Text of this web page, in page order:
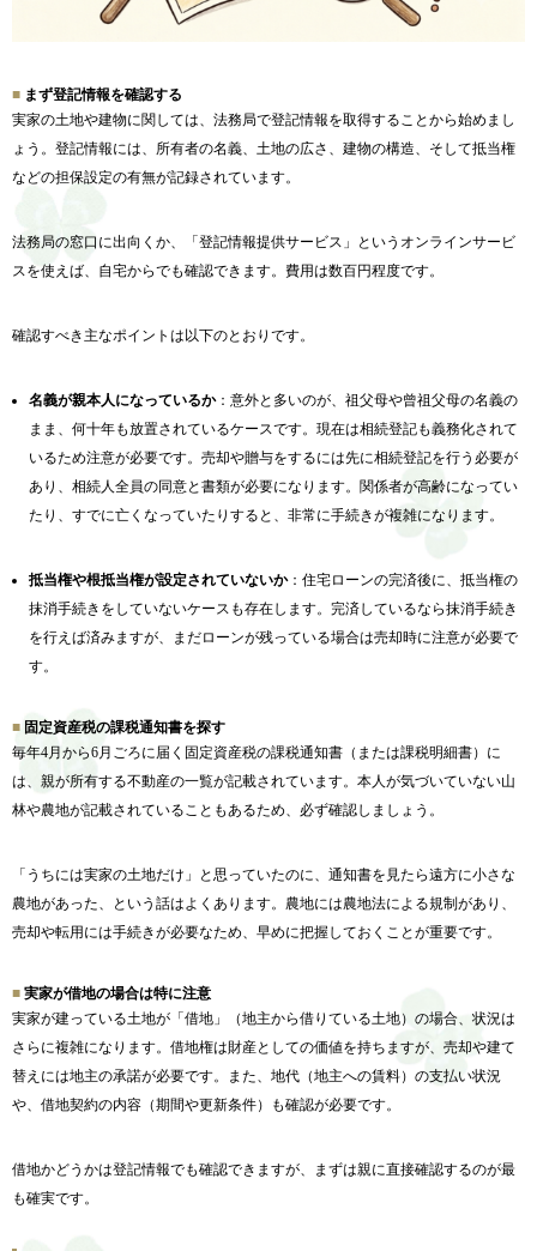
まず登記情報を確認する
実家の土地や建物に関しては、法務局で登記情報を取得することから始めまし
ょう。登記情報には、所有者の名義、土地の広さ、建物の構造、そして抵当権
などの担保設定の有無が記録されています。
法務局の窓口に出向くか、「登記情報提供サービス」というオンラインサービ
スを使えば、自宅からでも確認できます。費用は数百円程度です。
確認すべき主なポイントは以下のとおりです。
名義が親本人になっているか：意外と多いのが、祖父母や曾祖父母の名義の
まま、何十年も放置されているケースです。現在は相続登記も義務化されて
いるため注意が必要です。売却や贈与をするには先に相続登記を行う必要が
あり、相続人全員の同意と書類が必要になります。関係者が高齢になってい
たり、すでに亡くなっていたりすると、非常に手続きが複雑になります。
抵当権や根抵当権が設定されていないか：住宅ローンの完済後に、抵当権の
抹消手続きをしていないケースも存在します。完済しているなら抹消手続き
を行えば済みますが、まだローンが残っている場合は売却時に注意が必要で
す。
固定資産税の課税通知書を探す
毎年4月から6月ごろに届く固定資産税の課税通知書（または課税明細書）に
は、親が所有する不動産の一覧が記載されています。本人が気づいていない山
林や農地が記載されていることもあるため、必ず確認しましょう。
「うちには実家の土地だけ」と思っていたのに、通知書を見たら遠方に小さな
農地があった、という話はよくあります。農地には農地法による規制があり、
売却や転用には手続きが必要なため、早めに把握しておくことが重要です。
実家が借地の場合は特に注意
実家が建っている土地が「借地」（地主から借りている土地）の場合、状況は
さらに複雑になります。借地権は財産としての価値を持ちますが、売却や建て
替えには地主の承諾が必要です。また、地代（地主への賃料）の支払い状況
や、借地契約の内容（期間や更新条件）も確認が必要です。
借地かどうかは登記情報でも確認できますが、まずは親に直接確認するのが最
も確実です。